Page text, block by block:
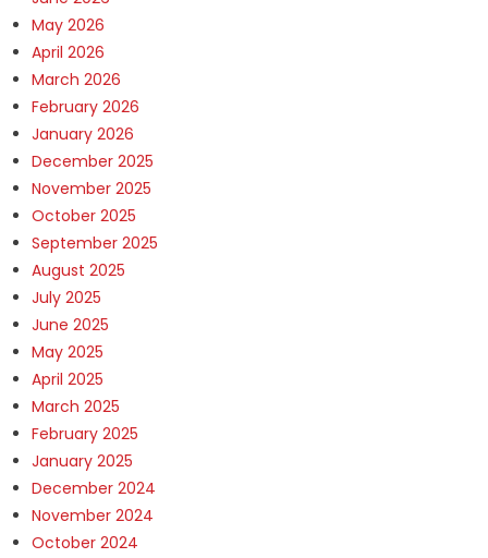
May 2026
April 2026
March 2026
February 2026
January 2026
December 2025
November 2025
October 2025
September 2025
August 2025
July 2025
June 2025
May 2025
April 2025
March 2025
February 2025
January 2025
December 2024
November 2024
October 2024